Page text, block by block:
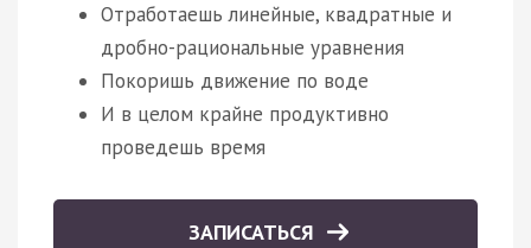
Отработаешь линейные, квадратные и
дробно-рациональные уравнения
Покоришь движение по воде
И в целом крайне продуктивно
проведешь время
ЗАПИСАТЬСЯ